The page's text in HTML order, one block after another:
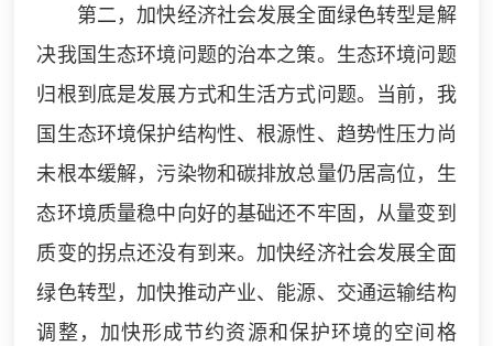
第二，加快经济社会发展全面绿色转型是解
决我国生态环境问题的治本之策。生态环境问题
归根到底是发展方式和生活方式问题。当前，我
国生态环境保护结构性、根源性、趋势性压力尚
未根本缓解，污染物和碳排放总量仍居高位，生
态环境质量稳中向好的基础还不牢固，从量变到
质变的拐点还没有到来。加快经济社会发展全面
绿色转型，加快推动产业、能源、交通运输结构
调整，加快形成节约资源和保护环境的空间格